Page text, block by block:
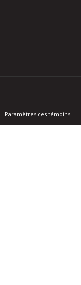
Paramètres des témoins